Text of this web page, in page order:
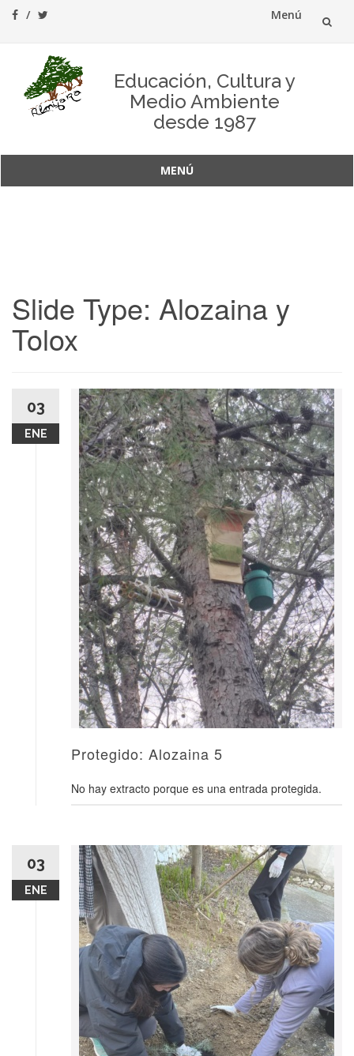
Menú
contenido
Educación, Cultura y
Medio Ambiente
desde 1987
MENÚ
Slide Type: Alozaina y
Tolox
03
ENE
Protegido: Alozaina 5
No hay extracto porque es una entrada protegida.
03
ENE